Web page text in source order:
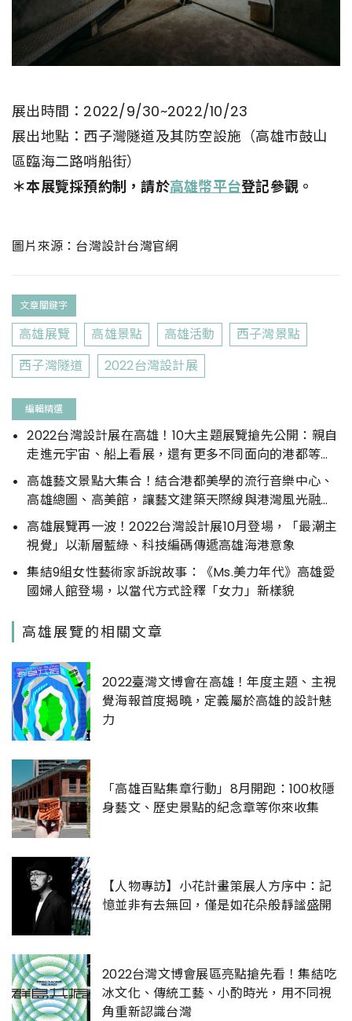
展出時間：2022/9/30~2022/10/23
展出地點：西子灣隧道及其防空設施（高雄市鼓山
區臨海二路哨船街）
＊本展覽採預約制，請於高雄幣平台登記參觀。
圖片來源： 台灣設計台灣官網
文章關鍵字
高雄展覽 高雄景點 高雄活動
西子灣景點
西子灣隧道
2022台灣設計展
編輯精選
2022台灣設計展在高雄！10大主題展覽搶先公開：親自
走進元宇宙、船上看展，還有更多不同面向的港都等你
來探索
高雄藝文景點大集合！結合港都美學的流行音樂中心、
高雄總圖、高美館，讓藝文建築天際線與港灣風光融為
一體！
高雄展覽再一波！2022台灣設計展10月登場，「最潮主
視覺」以漸層藍綠、科技編碼傳遞高雄海港意象
集結9組女性藝術家訴說故事：《Ms.美力年代》高雄愛
國婦人館登場，以當代方式詮釋「女力」新樣貌
高雄展覽的相關文章
2022臺灣文博會在高雄！年度主題、主視
覺海報首度揭曉，定義屬於高雄的設計魅
力
「高雄百點集章行動」8月開跑：100枚隱
身藝文、歷史景點的紀念章等你來收集
【人物專訪】小花計畫策展人方序中：記
憶並非有去無回，僅是如花朵般靜謐盛開
2022台灣文博會展區亮點搶先看！集結吃
冰文化、傳統工藝、小酌時光，用不同視
角重新認識台灣